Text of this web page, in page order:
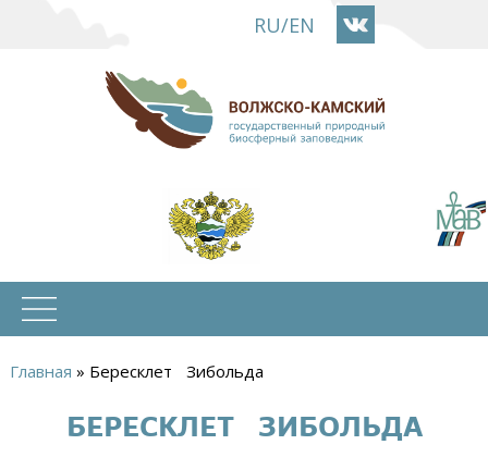
основному
содержанию
RU/EN
здесь
Главная » Бересклет Зибольда
БЕРЕСКЛЕТ ЗИБОЛЬДА